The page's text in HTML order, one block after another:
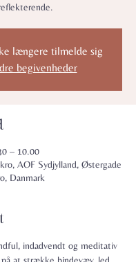
længere tilmelde sig
begivenheder
– 10.00
AOF Sydjylland, Østergade
Danmark
indadvendt og meditativ